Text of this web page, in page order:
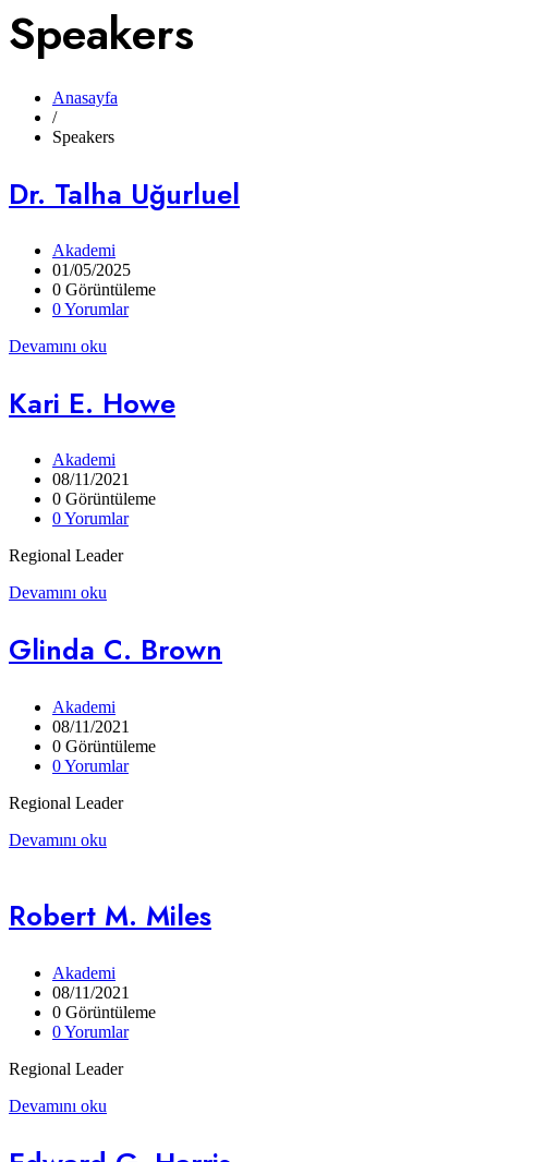
Speakers
Anasayfa
/
Speakers
Dr. Talha Uğurluel
Akademi
01/05/2025
0 Görüntüleme
0 Yorumlar
Devamını oku
Kari E. Howe
Akademi
08/11/2021
0 Görüntüleme
0 Yorumlar
Regional Leader
Devamını oku
Glinda C. Brown
Akademi
08/11/2021
0 Görüntüleme
0 Yorumlar
Regional Leader
Devamını oku
Robert M. Miles
Akademi
08/11/2021
0 Görüntüleme
0 Yorumlar
Regional Leader
Devamını oku